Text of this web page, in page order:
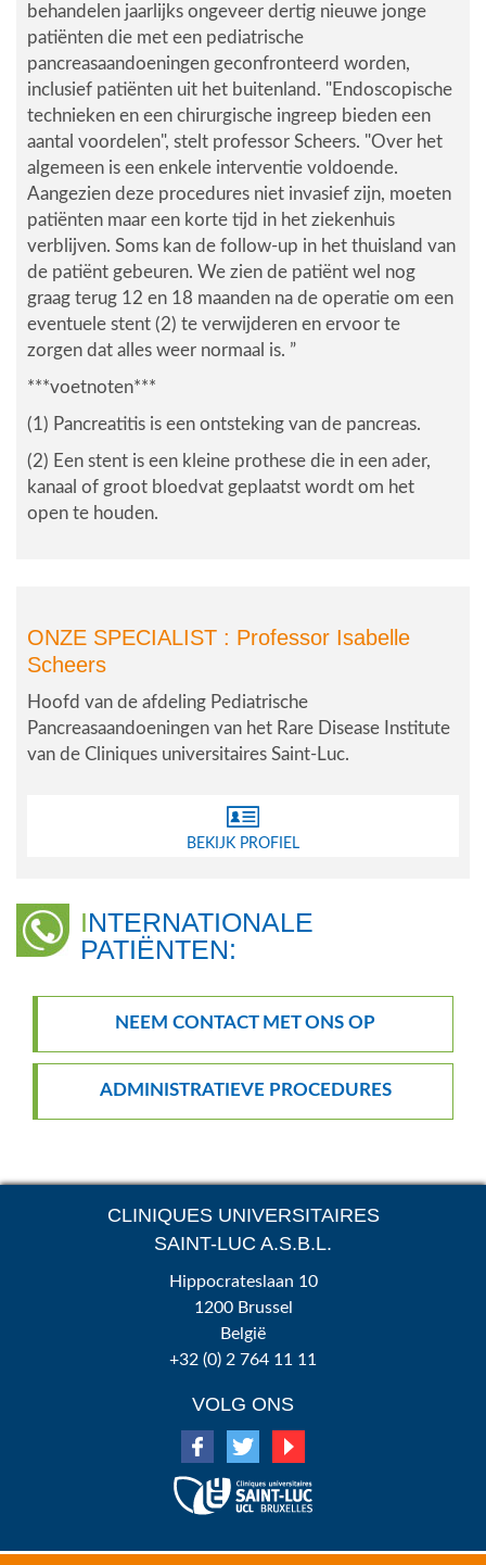
behandelen jaarlijks ongeveer dertig nieuwe jonge
patiënten die met een pediatrische
pancreasaandoeningen geconfronteerd worden,
inclusief patiënten uit het buitenland. "Endoscopische
technieken en een chirurgische ingreep bieden een
aantal voordelen", stelt professor Scheers. "Over het
algemeen is een enkele interventie voldoende.
Aangezien deze procedures niet invasief zijn, moeten
patiënten maar een korte tijd in het ziekenhuis
verblijven. Soms kan de follow-up in het thuisland van
de patiënt gebeuren. We zien de patiënt wel nog
graag terug 12 en 18 maanden na de operatie om een
eventuele stent (2) te verwijderen en ervoor te
zorgen dat alles weer normaal is. ”
***voetnoten***
(1) Pancreatitis is een ontsteking van de pancreas.
(2) Een stent is een kleine prothese die in een ader,
kanaal of groot bloedvat geplaatst wordt om het
open te houden.
ONZE SPECIALIST : Professor Isabelle
Scheers
Hoofd van de afdeling Pediatrische
Pancreasaandoeningen van het Rare Disease Institute
van de Cliniques universitaires Saint-Luc.
BEKIJK PROFIEL
INTERNATIONALE
PATIËNTEN:
NEEM CONTACT MET ONS OP
ADMINISTRATIEVE PROCEDURES
CLINIQUES UNIVERSITAIRES
SAINT-LUC A.S.B.L.
Hippocrateslaan 10
1200 Brussel
België
+32 (0) 2 764 11 11
VOLG ONS